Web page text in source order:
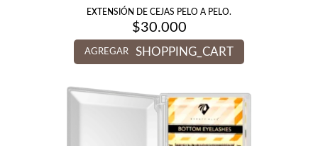
EXTENSIÓN DE CEJAS PELO A PELO.
$30.000
AGREGAR SHOPPING_CART